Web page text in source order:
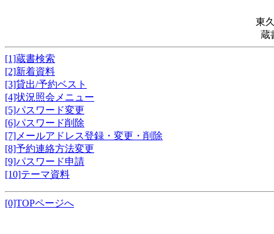
東
蔵
[1]蔵書検索
[2]新着資料
[3]貸出/予約ベスト
[4]状況照会メニュー
[5]パスワード変更
[6]パスワード削除
[7]メールアドレス登録・変更・削除
[8]予約連絡方法変更
[9]パスワード申請
[10]テーマ資料
[0]TOPページへ